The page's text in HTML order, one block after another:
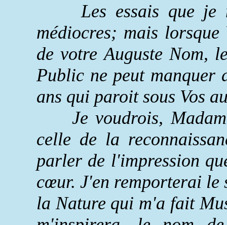
Les essais que je
médiocres; mais
de votre Auguste Nom,
Public ne peut manquer
ans qui paroit sous Vos
Je voudrois,
celle de la
parler de l'impression
cœur. J'en remporterai le
la Nature qui m'a fait